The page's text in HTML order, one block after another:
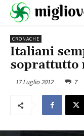
CRONACHE
Italiani
soprattutto
17 Luglio 2012 7